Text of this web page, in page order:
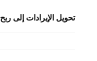
تحويل الإيرادات إلى ربح